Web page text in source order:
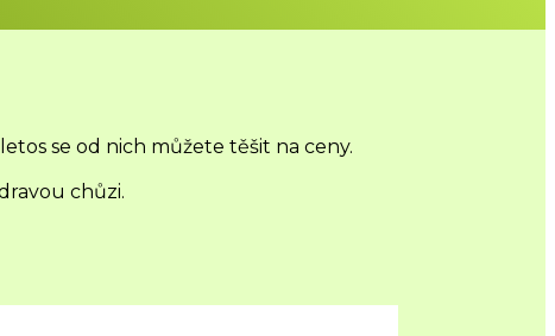
se od nich můžete těšit na ceny.
chůzi.